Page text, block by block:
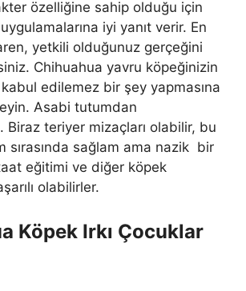
özelliğine sahip olduğu için
iyi yanıt verir. En
yetkili olduğunuz gerçeğini
Chihuahua yavru köpeğinizin
edilemez bir şey yapmasına
Asabi tutumdan
Biraz teriyer mizaçları olabilir, bu
sırasında sağlam ama nazik bir
eğitimi ve diğer köpek
olabilirler.
Köpek Irkı Çocuklar